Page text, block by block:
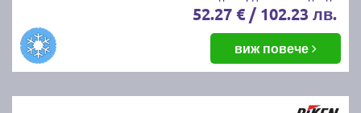
52.27 € / 102.23 лв.
виж повече